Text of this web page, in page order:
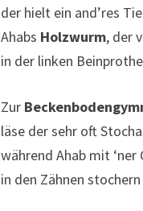
der hielt ein and’res
Ahabs Holzwurm, der
in der linken
Zur
läse der sehr oft
während Ahab mit ‘ner
in den Zähnen